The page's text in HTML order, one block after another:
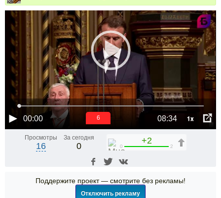
00:00 08:34 1x
6
Просмотры
16
За сегодня
0
+2
0 2
Поддержите проект — смотрите без рекламы!
Отключить рекламу